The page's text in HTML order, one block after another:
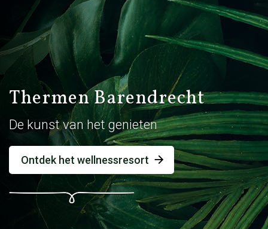
Thermen Barendrecht
De kunst van het genieten
Ontdek het wellnessresort